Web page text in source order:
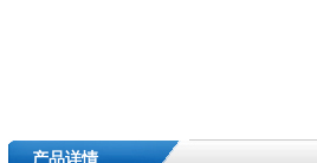
产品详情